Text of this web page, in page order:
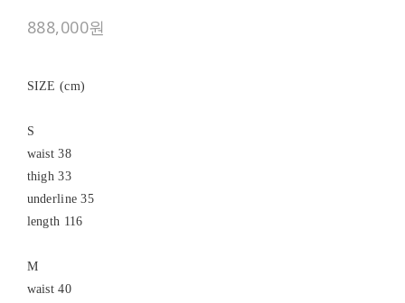
888,000원
SIZE (cm)
S
waist 38
thigh 33
underline 35
length 116
M
waist 40